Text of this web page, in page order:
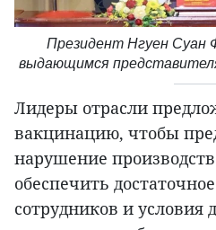
Президент Нгуен Суан
выдающимся
Лидеры отрасли
вакцинацию, чтобы
нарушение
обеспечить
сотрудников и условия